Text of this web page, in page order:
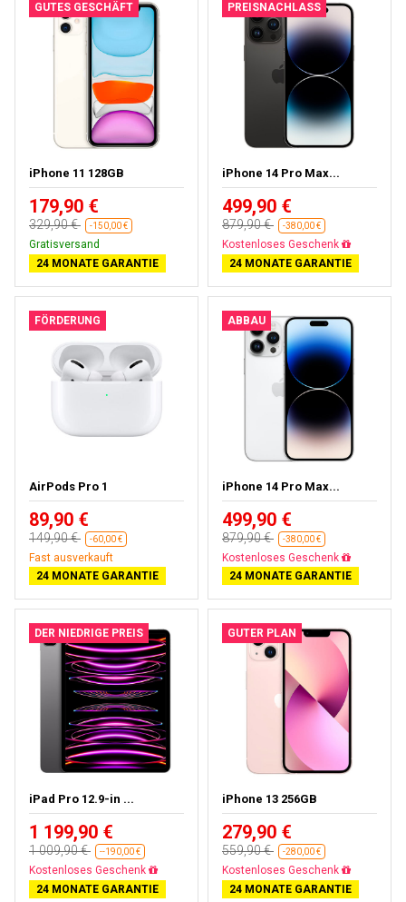
GUTES GESCHÄFT
iPhone 11 128GB
179,90 €
329,90 € -150,00 €
Gratisversand
24 MONATE GARANTIE
PREISNACHLASS
iPhone 14 Pro Max...
499,90 €
879,90 € -380,00 €
Gratisversand
24 MONATE GARANTIE
FÖRDERUNG
AirPods Pro 1
89,90 €
149,90 € -60,00 €
Fast ausverkauft
24 MONATE GARANTIE
ABBAU
iPhone 14 Pro Max...
499,90 €
879,90 € -380,00 €
Gratisversand
24 MONATE GARANTIE
DER NIEDRIGE PREIS
iPad Pro 12.9-in ...
1 199,90 €
1 009,90 € --190,00 €
Fast ausverkauft
24 MONATE GARANTIE
GUTER PLAN
iPhone 13 256GB
279,90 €
559,90 € -280,00 €
Gratisversand
24 MONATE GARANTIE